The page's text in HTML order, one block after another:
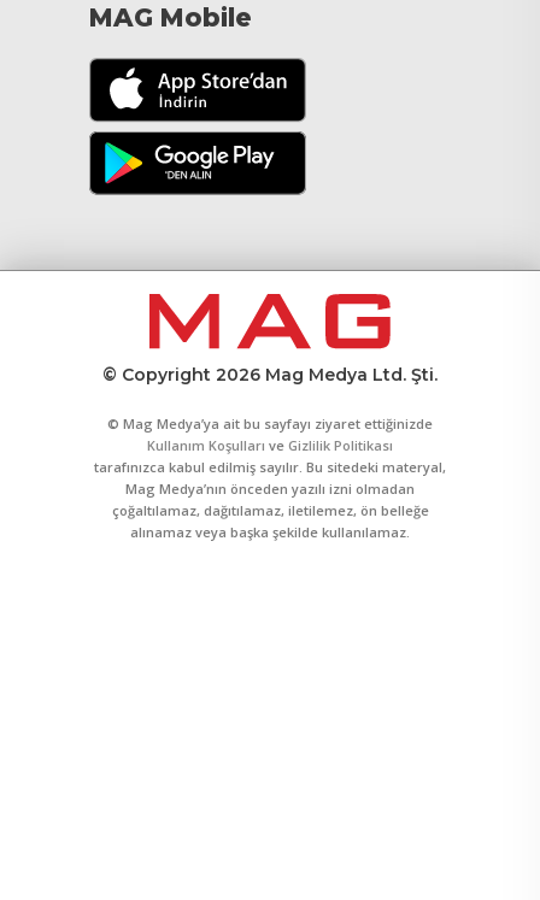
MAG Mobile
© Copyright 2026 Mag Medya Ltd. Şti.
© Mag Medya’ya ait bu sayfayı ziyaret ettiğinizde
Kullanım Koşulları ve Gizlilik Politikası
tarafınızca kabul edilmiş sayılır. Bu sitedeki materyal,
Mag Medya’nın önceden yazılı izni olmadan
çoğaltılamaz, dağıtılamaz, iletilemez, ön belleğe
alınamaz veya başka şekilde kullanılamaz.